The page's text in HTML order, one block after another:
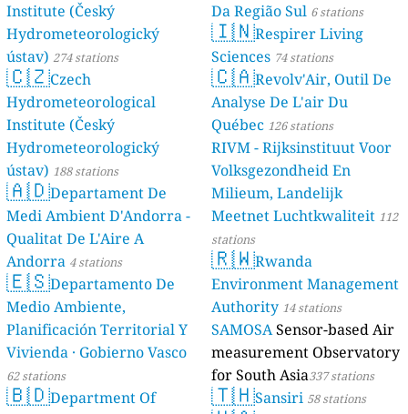
Institute (Český
Hydrometeorologický
ústav) 274 stations
🇨🇿Czech
Hydrometeorological
Institute (Český
Hydrometeorologický
ústav) 188 stations
🇦🇩Departament De
Medi Ambient D'Andorra -
Qualitat De L'Aire A
Andorra 4 stations
🇪🇸Departamento De
Medio Ambiente,
Planificación Territorial Y
Vivienda · Gobierno Vasco
62 stations
🇧🇩Department Of
Da Região Sul 6 stations
🇮🇳Respirer Living
Sciences 74 stations
🇨🇦Revolv'Air, Outil De
Analyse De L'air Du
Québec 126 stations
RIVM - Rijksinstituut Voor
Volksgezondheid En
Milieum, Landelijk
Meetnet Luchtkwaliteit 112
stations
🇷🇼Rwanda
Environment Management
Authority 14 stations
SAMOSASensor-based Air
measurement Observatory
for South Asia337 stations
🇹🇭Sansiri 58 stations